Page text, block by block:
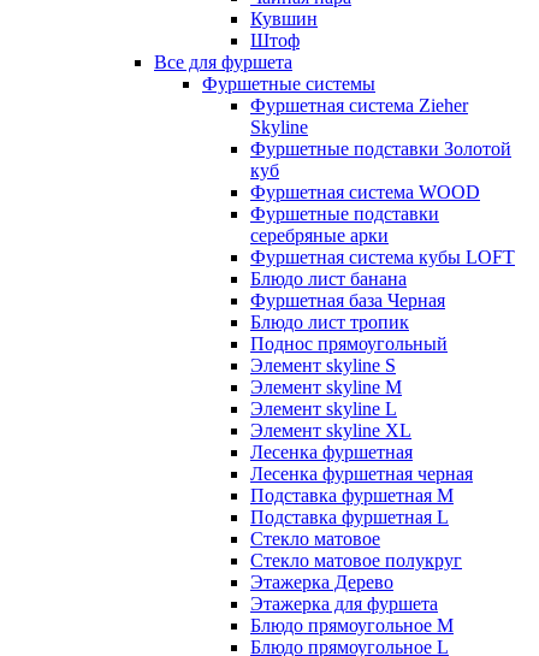
Кувшин
Штоф
Все для фуршета
Фуршетные системы
Фуршетная система Zieher
Skyline
Фуршетные подставки Золотой
куб
Фуршетная система WOOD
Фуршетные подставки
серебряные арки
Фуршетная система кубы LOFT
Блюдо лист банана
Фуршетная база Черная
Блюдо лист тропик
Поднос прямоугольный
Элемент skyline S
Элемент skyline M
Элемент skyline L
Элемент skyline XL
Лесенка фуршетная
Лесенка фуршетная черная
Подставка фуршетная M
Подставка фуршетная L
Стекло матовое
Стекло матовое полукруг
Этажерка Дерево
Этажерка для фуршета
Блюдо прямоугольное M
Блюдо прямоугольное L